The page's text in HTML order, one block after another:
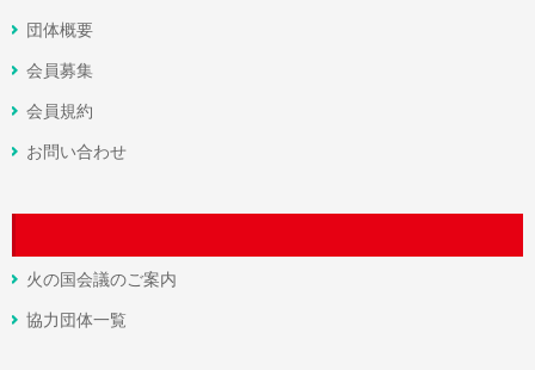
団体概要
会員募集
会員規約
お問い合わせ
火の国会議のご案内
協力団体一覧